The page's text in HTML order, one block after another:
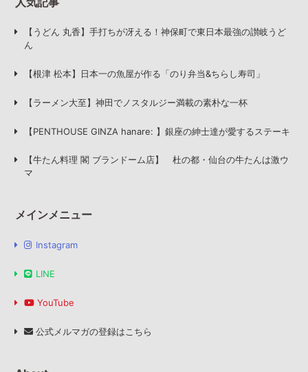
【うどん 丸香】手打ちが冴える！神保町で東日本最強の讃岐うど
ん
【根津 松本】日本一の魚屋が作る「のり弁当&ちらし寿司」
【ラーメン大至】神田でノスタルジー満載の素朴な一杯
【PENTHOUSE GINZA hanare: 】銀座の紳士達が愛するステーキ
【牛たん料理 閣 ブランドーム店】 杜の都・仙台の牛たんは激ウ
マ
メインメニュー
Instagram
LINE
YouTube
公式メルマガの登録はこちら